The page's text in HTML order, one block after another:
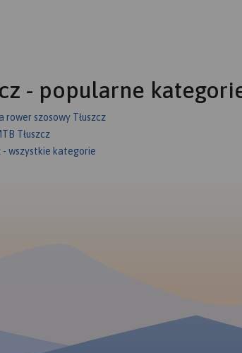
- popularne
rower szosowy Tłuszcz
Tłuszcz
- wszystkie kategorie